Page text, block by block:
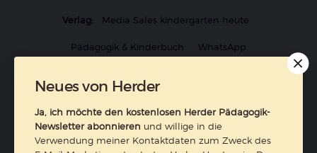
Verlag: Media Sales kindergarten heute
Pädagogik & Kinderbuch WhatsApp
Entdeckungskiste
Neues von Herder
Ja, ich möchte den kostenlosen Herder Pädagogik-
Newsletter abonnieren und willige in die
Verwendung meiner Kontaktdaten zum Zweck des